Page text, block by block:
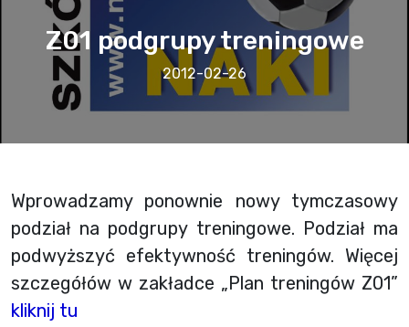
Z01 podgrupy treningowe
2012-02-26
Wprowadzamy ponownie nowy tymczasowy
podział na podgrupy treningowe. Podział ma
podwyższyć efektywność treningów. Więcej
szczegółów w zakładce „Plan treningów Z01”
kliknij tu